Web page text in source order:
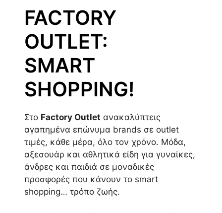
FACTORY
OUTLET:
SMART
SHOPPING!
Στο Factory Outlet ανακαλύπτεις
αγαπημένα επώνυμα brands σε outlet
τιμές, κάθε μέρα, όλο τον χρόνο. Μόδα,
αξεσουάρ και αθλητικά είδη για γυναίκες,
άνδρες και παιδιά σε μοναδικές
προσφορές που κάνουν το smart
shopping… τρόπο ζωής.